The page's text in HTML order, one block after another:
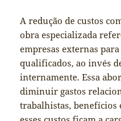
A redução de custos
obra especializada
empresas externas
qualificados, ao invés
internamente. Essa
diminuir gastos
trabalhistas,